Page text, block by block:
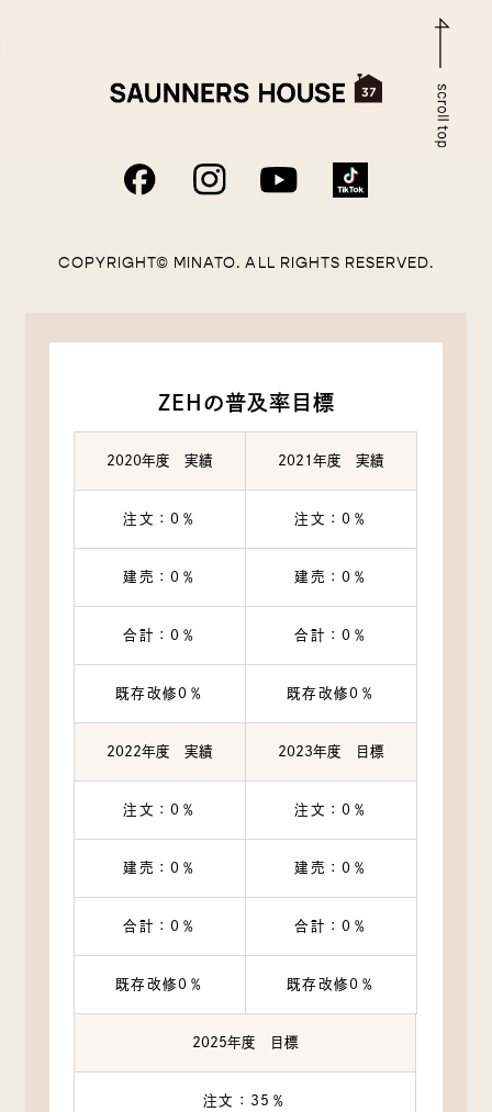
COPYRIGHT© MINATO. ALL RIGHTS RESERVED.
ZEHの普及率目標
2020年度 実績 2021年度 実績
注文：0％ 注文：0％
建売：0％ 建売：0％
合計：0％ 合計：0％
既存改修0％ 既存改修0％
2022年度 実績 2023年度 目標
注文：0％ 注文：0％
建売：0％ 建売：0％
合計：0％ 合計：0％
既存改修0％ 既存改修0％
2025年度 目標
注文：35％